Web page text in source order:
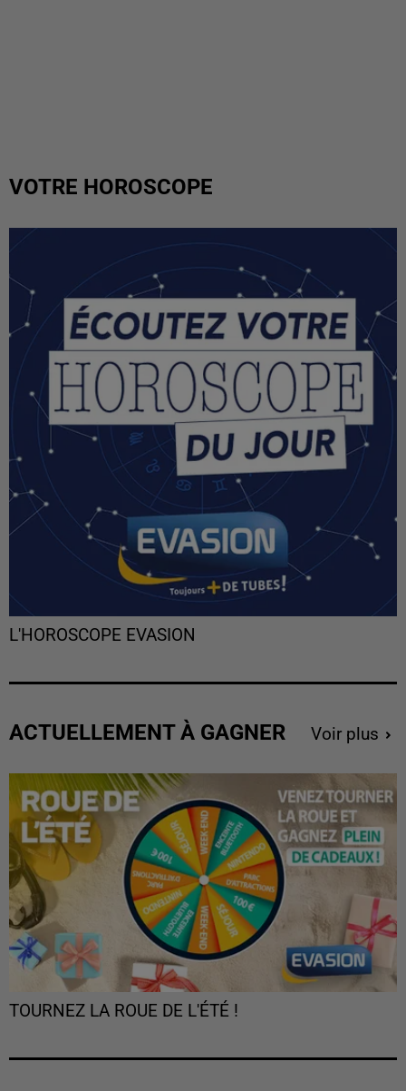
VOTRE HOROSCOPE
L'HOROSCOPE EVASION
ACTUELLEMENT À GAGNER Voir plus
TOURNEZ LA ROUE DE L'ÉTÉ !